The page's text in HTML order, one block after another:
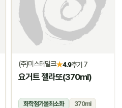
(주)미스터밀크★4.9후기 7
요거트 젤라또(370ml)
화학첨가물최소화
370ml